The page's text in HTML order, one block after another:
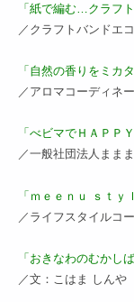
「紙で編む…クラフト
／クラフトバンドエ
「自然の香りをミカ
／アロマコーディネ
「べビマでＨＡＰＰ
／一般社団法人まま
「ｍｅｅｎｕ ｓｔｙ
／ライフスタイルコ
「おきなわのむかし
／文：こはま しん